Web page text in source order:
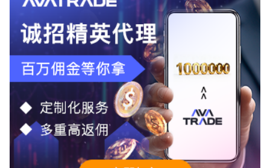
时段,油价暴跌逾6%,布伦特原油跌破每桶
100美元